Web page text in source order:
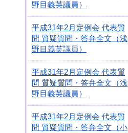
野目義英議員）
平成31年2月定例会 代表質
問 質疑質問・答弁全文（浅
野目義英議員）
平成31年2月定例会 代表質
問 質疑質問・答弁全文（浅
野目義英議員）
平成31年2月定例会 代表質
問 質疑質問・答弁全文（小